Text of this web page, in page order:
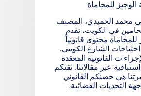
للمحاماة
محمد الحميدي، المصنف
في الكويت، تقدم
محتوى قانونياً
الشارع الكويتي.
القانونية المعقدة
عبر مقالاتنا. ثقتكم
هي حصنكم القانوني
التحديات القضائية.